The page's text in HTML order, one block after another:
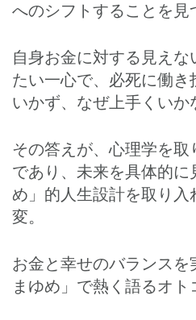
へのシフトすることを見
自身お金に対する見えな
たい一心で、必死に働き
いかず、なぜ上手くいか
その答えが、心理学を
であり、未来を具体的に
め」的人生設計を取り
変。
お金と幸せのバランス
まゆめ」で熱く語るオト